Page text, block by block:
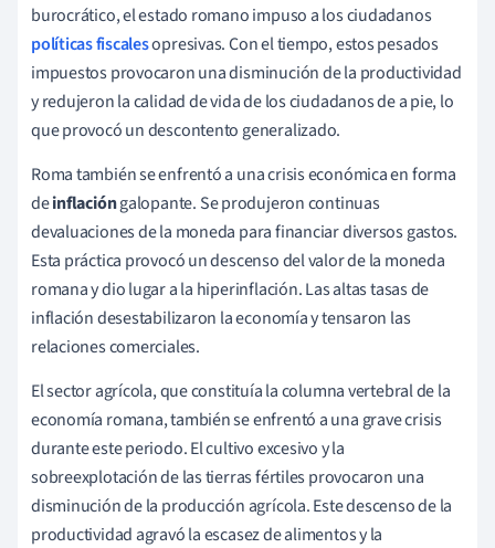
burocrático, el estado romano impuso a los ciudadanos
políticas fiscalesopresivas. Con el tiempo, estos pesados
impuestos provocaron una disminución de la productividad
y redujeron la calidad de vida de los ciudadanos de a pie, lo
que provocó un descontento generalizado.
Roma también se enfrentó a una crisis económica en forma
deinflacióngalopante. Se produjeron continuas
devaluaciones de la moneda para financiar diversos gastos.
Esta práctica provocó un descenso del valor de la moneda
romana y dio lugar a la hiperinflación. Las altas tasas de
inflación desestabilizaron la economía y tensaron las
relaciones comerciales.
El sector agrícola, que constituía la columna vertebral de la
economía romana, también se enfrentó a una grave crisis
durante este periodo. El cultivo excesivo y la
sobreexplotación de las tierras fértiles provocaron una
disminución de la producción agrícola. Este descenso de la
productividad agravó la escasez de alimentos y la